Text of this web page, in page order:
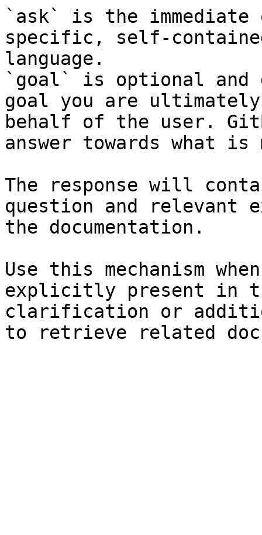
`ask` is the
specific, self-
language.
`goal` is optional and
goal you are
behalf of the user.
answer towards what
The response will
question and relevant
the documentation.
Use this mechanism
explicitly present in
clarification or